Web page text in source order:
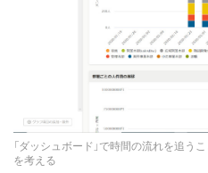
「ダッシュボード」で時間の流れを追う
を考える